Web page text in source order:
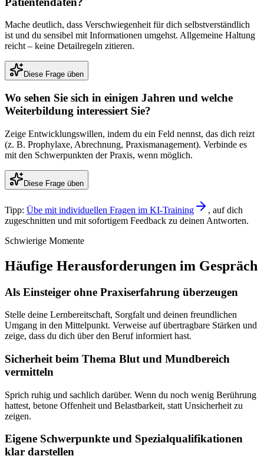
Mache deutlich, dass Verschwiegenheit für dich selbstverständlich
ist und du sensibel mit Informationen umgehst. Allgemeine Haltung
reicht – keine Detailregeln zitieren.
Diese Frage üben
Wo sehen Sie sich in einigen Jahren und welche
Weiterbildung interessiert Sie?
Zeige Entwicklungswillen, indem du ein Feld nennst, das dich reizt
(z. B. Prophylaxe, Abrechnung, Praxismanagement). Verbinde es
mit den Schwerpunkten der Praxis, wenn möglich.
Diese Frage üben
Tipp: Übe mit individuellen Fragen im KI-Training
, auf dich
zugeschnitten und mit sofortigem Feedback zu deinen Antworten.
Schwierige Momente
Häufige Herausforderungen im Gespräch
Als Einsteiger ohne Praxiserfahrung überzeugen
Stelle deine Lernbereitschaft, Sorgfalt und deinen freundlichen
Umgang in den Mittelpunkt. Verweise auf übertragbare Stärken und
zeige, dass du dich über den Beruf informiert hast.
Sicherheit beim Thema Blut und Mundbereich
vermitteln
Sprich ruhig und sachlich darüber. Wenn du noch wenig Berührung
hattest, betone Offenheit und Belastbarkeit, statt Unsicherheit zu
zeigen.
Eigene Schwerpunkte und Spezialqualifikationen
klar darstellen